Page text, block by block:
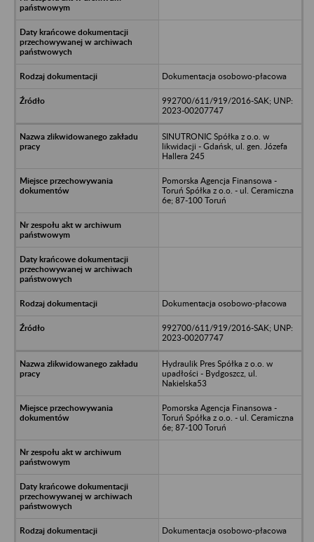
Dokumentacja osobowo-płacowa
992700/611/919/2016-SAK; UNP:
2023-00207747
SINUTRONIC Spółka z o.o. w
likwidacji - Gdańsk, ul. gen. Józefa
Hallera 245
Pomorska Agencja Finansowa -
Toruń Spółka z o.o. - ul. Ceramiczna
6e; 87-100 Toruń
Dokumentacja osobowo-płacowa
992700/611/919/2016-SAK; UNP:
2023-00207747
Hydraulik Pres Spółka z o.o. w
upadłości - Bydgoszcz, ul.
Nakielska53
Pomorska Agencja Finansowa -
Toruń Spółka z o.o. - ul. Ceramiczna
6e; 87-100 Toruń
Dokumentacja osobowo-płacowa